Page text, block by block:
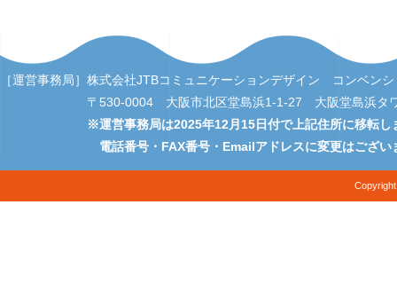
［運営事務局］ 株式会社JTBコミュニケーションデザイン コンベンシ
〒530-0004 大阪市北区堂島浜1-1-27 大阪堂島浜
※運営事務局は2025年12月15日付で上記住所に移転し
電話番号・FAX番号・Emailアドレスに変更はござい